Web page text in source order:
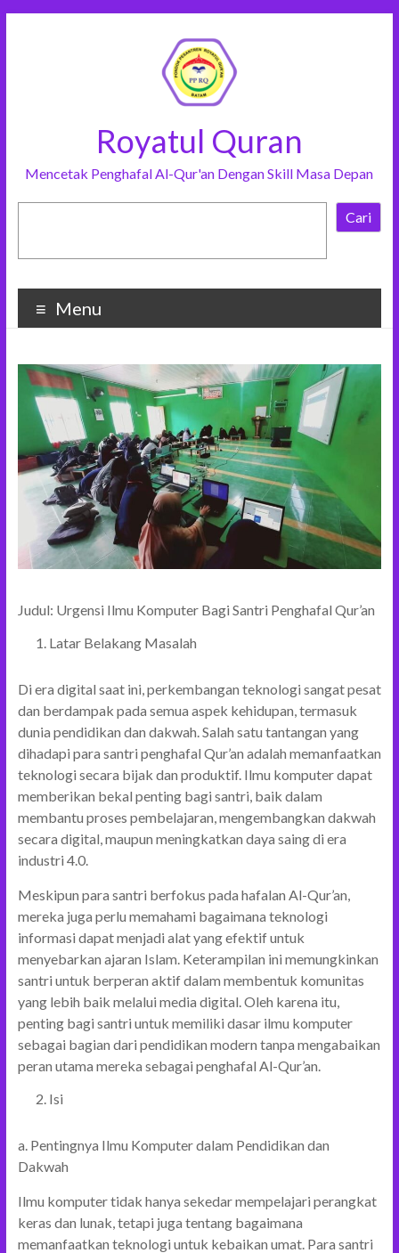
Royatul Quran
Mencetak Penghafal Al-Qur'an Dengan Skill Masa Depan
Cari
Menu
Judul: Urgensi Ilmu Komputer Bagi Santri Penghafal Qur’an
Latar Belakang Masalah
Di era digital saat ini, perkembangan teknologi sangat pesat
dan berdampak pada semua aspek kehidupan, termasuk
dunia pendidikan dan dakwah. Salah satu tantangan yang
dihadapi para santri penghafal Qur’an adalah memanfaatkan
teknologi secara bijak dan produktif. Ilmu komputer dapat
memberikan bekal penting bagi santri, baik dalam
membantu proses pembelajaran, mengembangkan dakwah
secara digital, maupun meningkatkan daya saing di era
industri 4.0.
Meskipun para santri berfokus pada hafalan Al-Qur’an,
mereka juga perlu memahami bagaimana teknologi
informasi dapat menjadi alat yang efektif untuk
menyebarkan ajaran Islam. Keterampilan ini memungkinkan
santri untuk berperan aktif dalam membentuk komunitas
yang lebih baik melalui media digital. Oleh karena itu,
penting bagi santri untuk memiliki dasar ilmu komputer
sebagai bagian dari pendidikan modern tanpa mengabaikan
peran utama mereka sebagai penghafal Al-Qur’an.
Isi
a. Pentingnya Ilmu Komputer dalam Pendidikan dan
Dakwah
Ilmu komputer tidak hanya sekedar mempelajari perangkat
keras dan lunak, tetapi juga tentang bagaimana
memanfaatkan teknologi untuk kebaikan umat. Para santri